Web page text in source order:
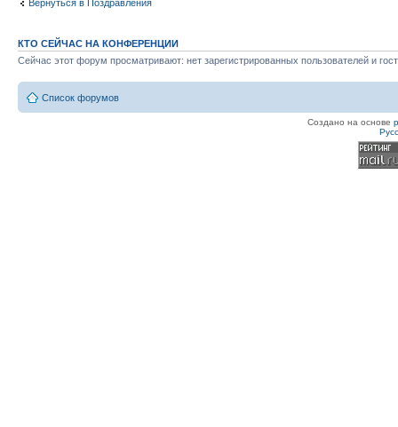
Вернуться в Поздравления
КТО СЕЙЧАС НА КОНФЕРЕНЦИИ
Сейчас этот форум просматривают: нет зарегистрированных пользователей и
Список форумов
Создано на основе